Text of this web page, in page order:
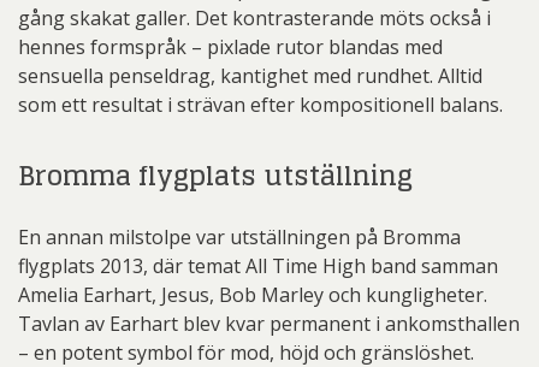
gång skakat galler. Det kontrasterande möts också i
hennes formspråk – pixlade rutor blandas med
sensuella penseldrag, kantighet med rundhet. Alltid
som ett resultat i strävan efter kompositionell balans.
Bromma flygplats utställning
En annan milstolpe var utställningen på Bromma
flygplats 2013, där temat All Time High band samman
Amelia Earhart, Jesus, Bob Marley och kungligheter.
Tavlan av Earhart blev kvar permanent i ankomsthallen
– en potent symbol för mod, höjd och gränslöshet.